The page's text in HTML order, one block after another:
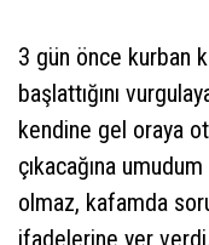
3 gün önce kurban
başlattığını
kendine gel oraya
çıkacağına umudum
olmaz, kafamda
ifadelerine yer verdi.